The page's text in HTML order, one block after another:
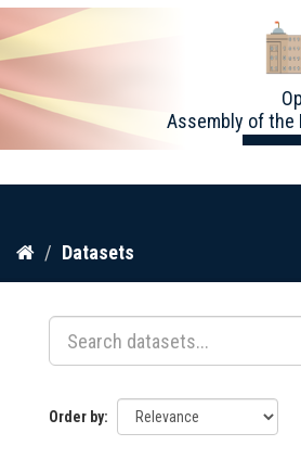
Skip
content
Assembly of the
Datasets
Order by